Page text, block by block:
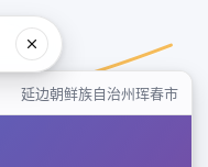
延边朝鲜族自治州珲春市